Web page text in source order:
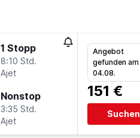
1 Stopp
8:10 Std.
Ajet
Nonstop
3:35 Std.
Ajet
Angebot
gefunden am
04.08.
151 €
Suchen